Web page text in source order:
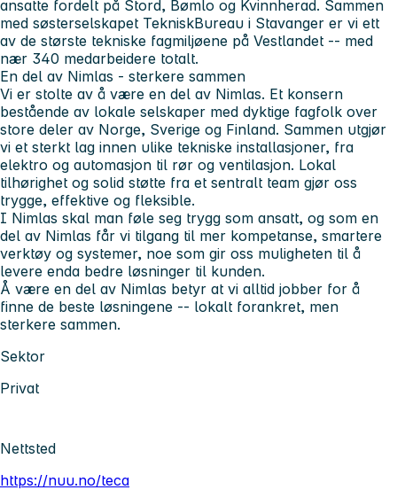
ansatte fordelt på Stord, Bømlo og Kvinnherad. Sammen
med søsterselskapet TekniskBureau i Stavanger er vi ett
av de største tekniske fagmiljøene på Vestlandet -- med
nær 340 medarbeidere totalt.
En del av Nimlas - sterkere sammen
Vi er stolte av å være en del av Nimlas. Et konsern
bestående av lokale selskaper med dyktige fagfolk over
store deler av Norge, Sverige og Finland. Sammen utgjør
vi et sterkt lag innen ulike tekniske installasjoner, fra
elektro og automasjon til rør og ventilasjon. Lokal
tilhørighet og solid støtte fra et sentralt team gjør oss
trygge, effektive og fleksible.
I Nimlas skal man føle seg trygg som ansatt, og som en
del av Nimlas får vi tilgang til mer kompetanse, smartere
verktøy og systemer, noe som gir oss muligheten til å
levere enda bedre løsninger til kunden.
Å være en del av Nimlas betyr at vi alltid jobber for å
finne de beste løsningene -- lokalt forankret, men
sterkere sammen.
Sektor
Privat
Nettsted
https://nuu.no/teca